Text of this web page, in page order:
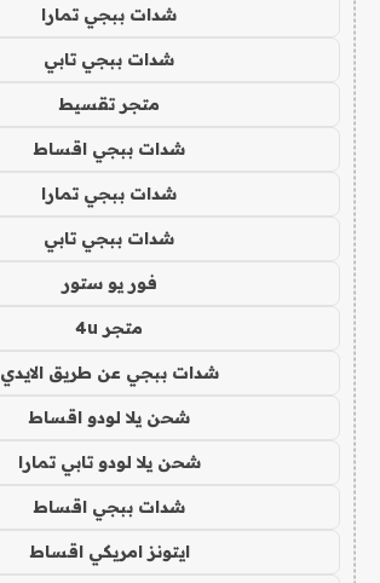
شدات ببجي تمارا
شدات ببجي تابي
متجر تقسيط
شدات ببجي اقساط
شدات ببجي تمارا
شدات ببجي تابي
فور يو ستور
متجر 4u
شدات ببجي عن طريق الايدي
شحن يلا لودو اقساط
شحن يلا لودو تابي تمارا
شدات ببجي اقساط
ايتونز امريكي اقساط